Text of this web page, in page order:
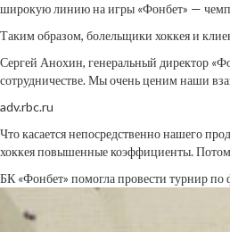
широкую линию на игры «Фонбет» —
Таким образом, болельщики хоккея и
Сергей Анохин, генеральный директор
сотрудничестве. Мы очень ценим наши
adv.rbc.ru
Что касается непосредственно нашего
хоккея повышенные коэффициенты.
БК «Фонбет» помогла провести турнир по